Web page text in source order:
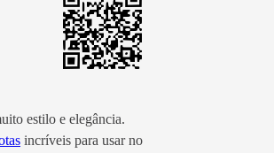
estilo e elegância.
incríveis para usar no